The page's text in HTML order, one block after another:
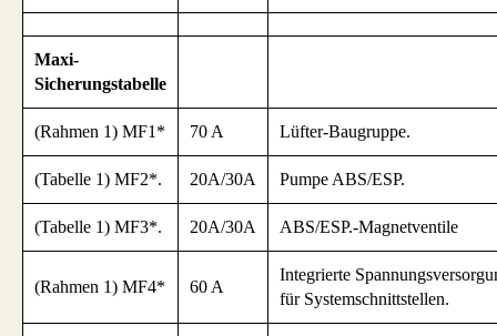
Maxi-
Sicherungstabelle
(Rahmen 1) MF1* 70 A Lüfter-Baugruppe.
(Tabelle 1) MF2*. 20A/30A Pumpe ABS/ESP.
(Tabelle 1) MF3*. 20A/30A ABS/ESP.-Magnetventile
(Rahmen 1) MF4* 60 A
Integrierte
für Systemschnittstellen.